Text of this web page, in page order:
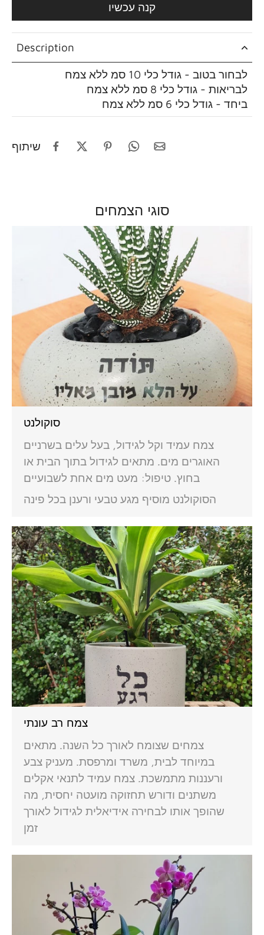
קנה עכשיו
Description
לבחור בטוב - גודל כלי 10 סמ ללא צמח
לבריאות - גודל כלי 8 סמ ללא צמח
ביחד - גודל כלי 6 סמ ללא צמח
שיתוף
סוגי הצמחים
סוקולנט
צמח עמיד וקל לגידול, בעל עלים בשרניים
האוגרים מים. מתאים לגידול בתוך הבית או
בחוץ. טיפול: מעט מים אחת לשבועיים
הסוקולנט מוסיף מגע טבעי ורענן בכל פינה
צמח רב עונתי
צמחים שצומח לאורך כל השנה. מתאים
במיוחד לבית, משרד ומרפסת. מעניק צבע
ורעננות מתמשכת. צמח עמיד לתנאי אקלים
משתנים ודורש תחזוקה מועטה יחסית, מה
שהופך אותו לבחירה אידיאלית לגידול לאורך
זמן